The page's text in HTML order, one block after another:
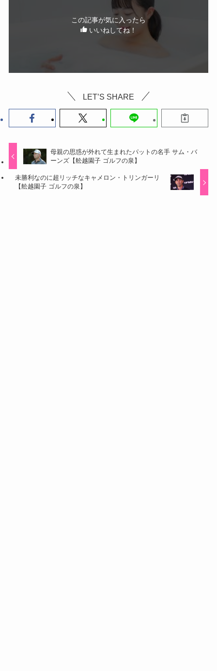
この記事が気に入ったら
いいねしてね！
LET’S SHARE
母親の思惑が外れて生まれたパットの名手 サム・バ
ーンズ【舩越園子 ゴルフの泉】
未勝利なのに超リッチなキャメロン・トリンガーリ
【舩越園子 ゴルフの泉】